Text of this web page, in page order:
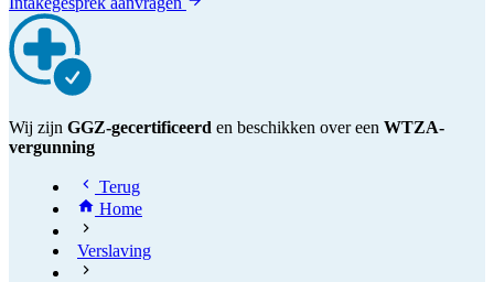
Wij zijn GGZ-gecertificeerd en beschikken over een WTZA-
vergunning
Terug
Home
Verslaving